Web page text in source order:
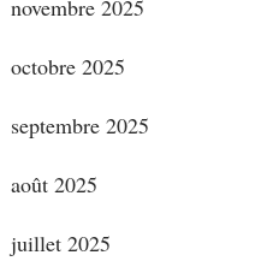
novembre 2025
octobre 2025
septembre 2025
août 2025
juillet 2025